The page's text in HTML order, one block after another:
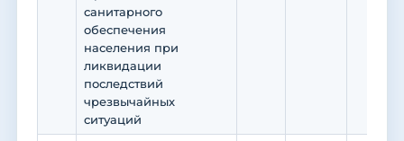
санитарного
обеспечения
населения при
ликвидации
последствий
чрезвычайных
ситуаций